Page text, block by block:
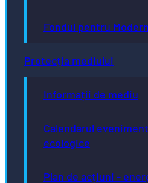
Fondul pentru
Protecția mediului
Informații de mediu
Calendarul
ecologice
Plan de acțiuni -